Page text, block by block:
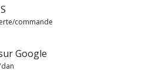
commande
Google